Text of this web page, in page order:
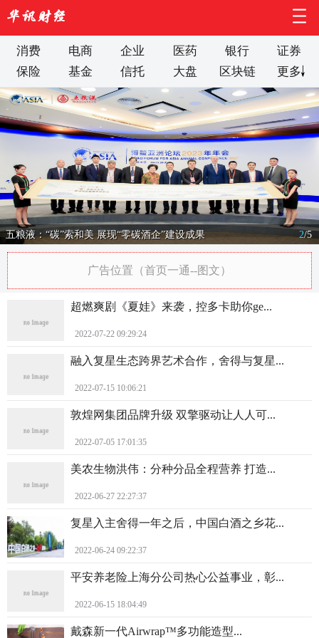
消费 电商 企业 医药 银行
证券
保险
基金 信托 大盘 区块链 更多
五粮液：“碳”索和美 展现“零碳酒企”建设成果 2/5
广告位置（首页一通--图文）
超燃爽剧《夏娃》来袭，控多卡助你ge...
2022-07-22 09:29:24
融入复星生态跨界艺术合作，舍得与复星...
2022-07-15 10:06:21
敦煌网集团品牌升级 双擎驱动让人人可...
2022-07-05 17:01:35
美农生物洪伟：分种分品全程营养 打造...
2022-06-27 22:27:37
复星入主舍得一年之后，中国白酒之乡花...
2022-06-24 09:22:37
平安养老险上海分公司热心公益事业，彰...
2022-06-15 18:04:49
戴森新一代Airwrap™多功能造型...